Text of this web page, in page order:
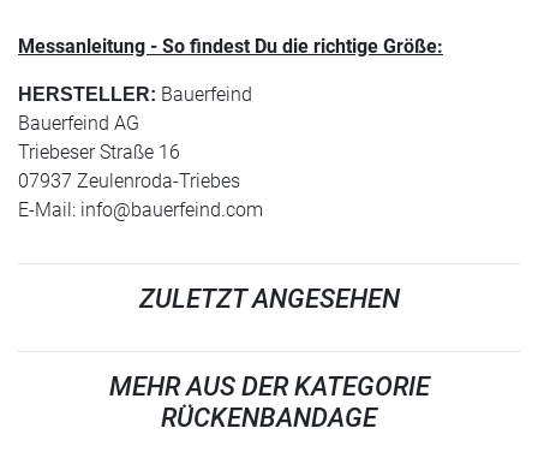
Messanleitung - So findest Du die richtige Größe:
HERSTELLER: Bauerfeind
Bauerfeind AG
Triebeser Straße 16
07937 Zeulenroda-Triebes
E-Mail: info@bauerfeind.com
ZULETZT ANGESEHEN
MEHR AUS DER KATEGORIE
RÜCKENBANDAGE